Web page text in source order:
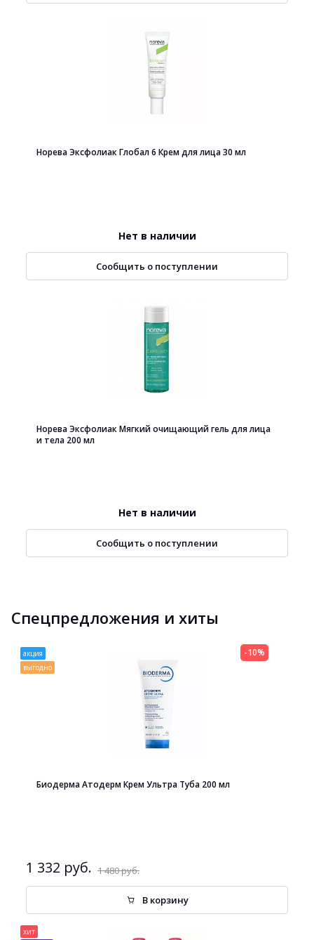
Норева Эксфолиак Глобал 6 Крем для лица 30 мл
Нет в наличии
Сообщить о поступлении
Норева Эксфолиак Мягкий очищающий гель для лица
и тела 200 мл
Нет в наличии
Сообщить о поступлении
Спецпредложения и хиты
акция
выгодно
Биодерма Атодерм Крем Ультра Туба 200 мл
1 332 руб. 1 480 руб.
-10%
В корзину
хит